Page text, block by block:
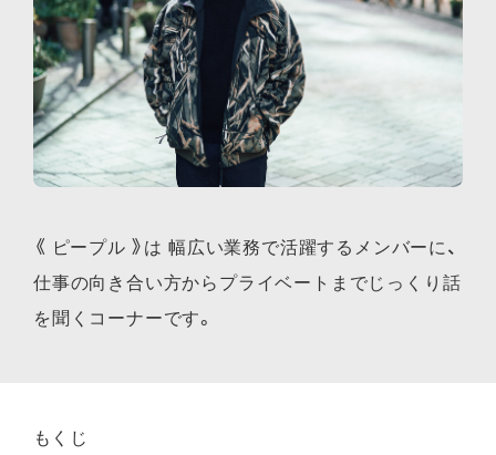
《 ピープル 》は 幅広い業務で活躍するメンバーに、
仕事の向き合い方からプライベートまでじっくり話
を聞くコーナーです。
もくじ